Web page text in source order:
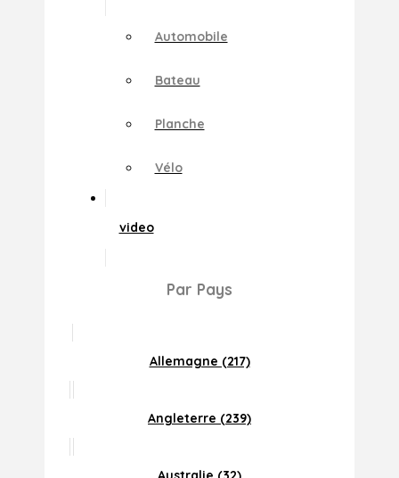
Automobile
Bateau
Planche
Vélo
video
Par Pays
Allemagne (217)
Angleterre (239)